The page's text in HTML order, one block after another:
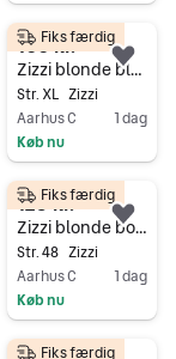
Gå til annoncen
til favoritter.
100 kr.
Zizzi blonde bluse
Str. XL Zizzi
Aarhus C
1 dag
Køb nu
Fiks færdig
Føj
Gå til annoncen
til favoritter.
125 kr.
Zizzi blonde bodystocking med mesh
Str. 48 Zizzi
Aarhus C
1 dag
Køb nu
Fiks færdig
Føj
Gå til annoncen
Fiks færdig